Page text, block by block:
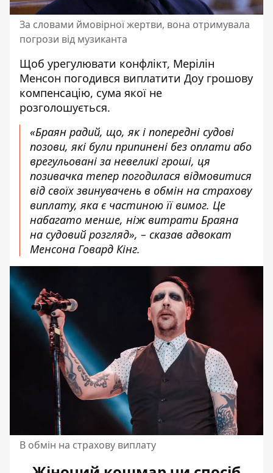
За словами ймовірної жертви, вона отримувала
погрози від музиканта
Щоб урегулювати конфлікт, Мерілін
Менсон погодився виплатити Доу грошову
компенсацію, сума якої не
розголошується.
«Браян радий, що, як і попередні судові
позови, які були припинені без оплати або
врегульовані за невеликі гроші, ця
позивачка тепер погодилася відмовитися
від своїх звинувачень в обмін на страхову
виплату, яка є частиною її вимог. Це
набагато менше, ніж витрати Браяна
на судовий розгляд», – сказав адвокат
Менсона Говард Кінг.
В обмін на страхову виплату